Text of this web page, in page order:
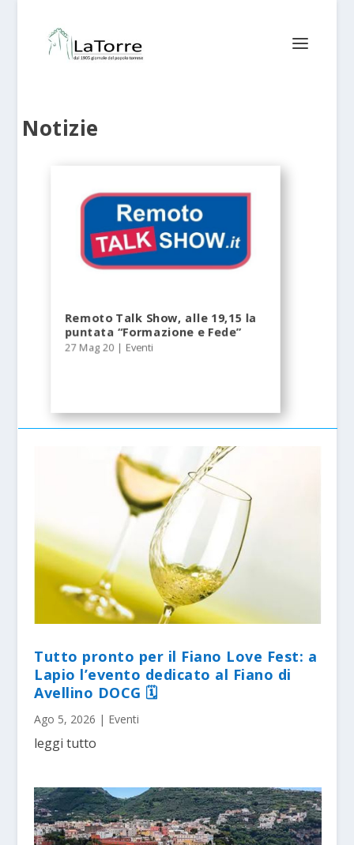
Notizie
Remoto Talk Show, alle 19,15 la
puntata “Formazione e Fede”
27 Mag 20 | Eventi
Tutto pronto per il Fiano Love Fest: a
Lapio l’evento dedicato al Fiano di
Avellino DOCG 🗓
Ago 5, 2026 | Eventi
leggi tutto